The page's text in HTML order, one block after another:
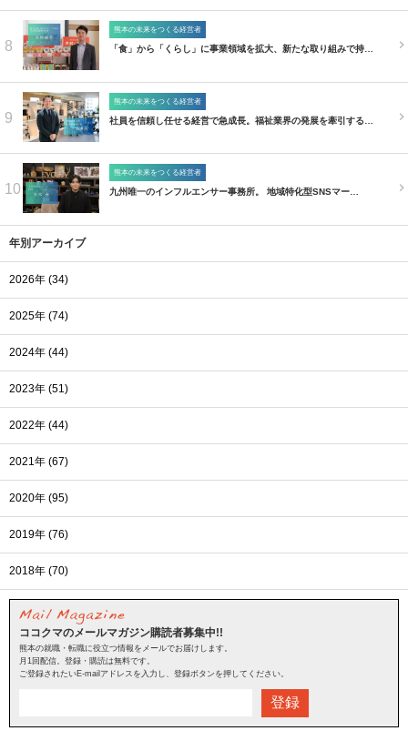
8
熊本の未来をつくる経営者
「食」から「くらし」に事業領域を拡大、新たな取り組みで持…
9
熊本の未来をつくる経営者
社員を信頼し任せる経営で急成長。福祉業界の発展を牽引する…
10
熊本の未来をつくる経営者
九州唯一のインフルエンサー事務所。 地域特化型SNSマー…
年別アーカイブ
2026年 (34)
2025年 (74)
2024年 (44)
2023年 (51)
2022年 (44)
2021年 (67)
2020年 (95)
2019年 (76)
2018年 (70)
ココクマのメールマガジン購読者募集中!!
熊本の就職・転職に役立つ情報をメールでお届けします。
月1回配信。登録・購読は無料です。
ご登録されたいE-mailアドレスを入力し、登録ボタンを押してください。
登録